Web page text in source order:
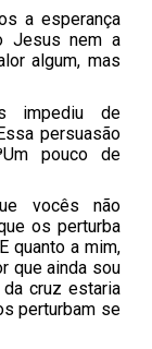
a esperança
Jesus nem a
algum, mas
impediu de
persuasão
pouco de
vocês não
os perturba
quanto a mim,
que ainda sou
cruz estaria
perturbam se